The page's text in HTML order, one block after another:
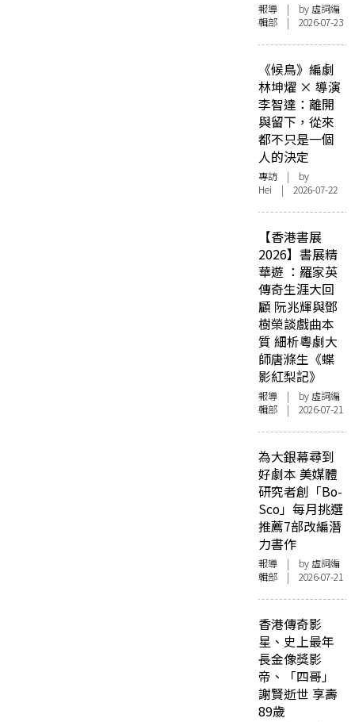
報導 | by 虛詞編
輯部 | 2026-07-23
《候鳥》編劇
林坤燿 × 導演
李智達：離開
與留下，從來
都不只是一個
人的決定
專訪 | by
Hei | 2026-07-22
【香港書展
2026】書展精
華遊 ：羅家英
傳奇生涯大回
顧 阮兆輝與鄧
樹榮談戲曲本
質 細析粵劇大
師唐滌生《蝶
影紅梨記》
報導 | by 虛詞編
輯部 | 2026-07-21
為大銀幕尋到
好劇本 美媒體
研究者創「Bo-
Sco」每月挑選
推薦7部改編潛
力書作
報導 | by 虛詞編
輯部 | 2026-07-21
香港傳奇影
星、史上最年
長金像獎影
帝、「四哥」
謝賢逝世 享壽
89歲